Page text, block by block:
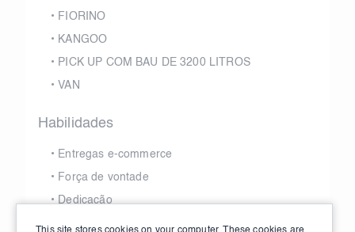
• FIORINO
• KANGOO
• PICK UP COM BAU DE 3200 LITROS
• VAN
Habilidades
• Entregas e-commerce
• Força de vontade
• Dedicação
Comprometimento